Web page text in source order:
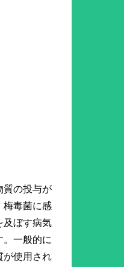
質の投与が
梅毒菌に感
及ぼす病気
。一般的に
が使用され